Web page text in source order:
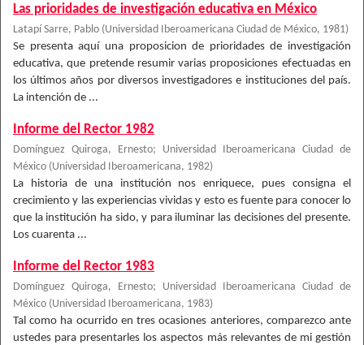
Las prioridades de investigación educativa en México
Latapí Sarre, Pablo (Universidad Iberoamericana Ciudad de México, 1981)
Se presenta aquí una proposicion de prioridades de investigación
educativa, que pretende resumir varias proposiciones efectuadas en
los últimos años por diversos investigadores e instituciones del país.
La intención de ...
Informe del Rector 1982
Domínguez Quiroga, Ernesto; Universidad Iberoamericana Ciudad de
México (Universidad Iberoamericana, 1982)
La historia de una institución nos enriquece, pues consigna el
crecimiento y las experiencias vividas y esto es fuente para conocer lo
que la institución ha sido, y para iluminar las decisiones del presente.
Los cuarenta ...
Informe del Rector 1983
Domínguez Quiroga, Ernesto; Universidad Iberoamericana Ciudad de
México (Universidad Iberoamericana, 1983)
Tal como ha ocurrido en tres ocasiones anteriores, comparezco ante
ustedes para presentarles los aspectos más relevantes de mi gestión